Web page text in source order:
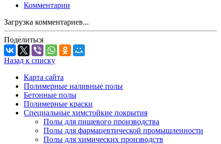
Комментарии
Загрузка комментариев...
Поделиться
Назад к списку
Карта сайта
Полимерные наливные полы
Бетонные полы
Полимерные краски
Специальные химстойкие покрытия
Полы для пищевого производства
Полы для фармацевтической промышленности
Полы для химических производств